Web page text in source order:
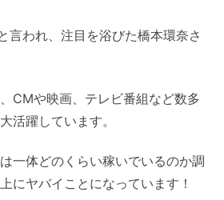
言われ、注目を浴びた橋本環奈さ
CMや映画、テレビ番組など数多
活躍しています。
一体どのくらい稼いでいるのか調
にヤバイことになっています！